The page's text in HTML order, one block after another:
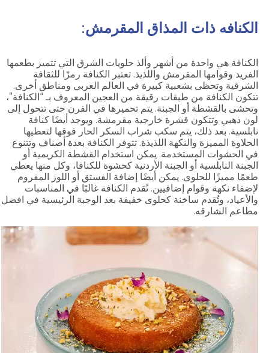
الكنافه ذات المذاق المقرمش:
الكنافة هي واحدة من أشهر وألذ حلويات الشرق التي تتميز بطعمها
الفريد وقوامها المقرمش واللذيذ. تعتبر الكنافة رمزًا للثقافة
الشرقية وتحظى بشعبية كبيرة في العالم العربي ومناطق أخرى.
تتكون الكنافة من طبقات رقيقة من العجين المعروف بـ “الكنافة”،
وتحشى بالقشطة أو الجبنة. يتم تحميرها في الفرن حتى تتحول إلى
لون ذهبي وتتكون قشرة خارجية مقرمشة. ويوجد أيضًا كنافة
نابلسية. بعد ذلك، يتم سكب شراب السكر الحار فوقها لتعطيها
الحلاوة المميزة والنكهة اللذيذة. تتوفر الكنافة بعدة أصناف وتتنوع
في الحشوات المستخدمة. يمكن استخدام القشطة الكريمية أو
الجبنة النابلسية أو الجبنة الأردنية كحشوة للكنافا، وكل منها يعطي
طعمًا مميزًا للحلوى. يمكن أيضًا إضافة الفستق أو اللوز المفروم
لإضفاء نكهة وقوام إضافيين. تُقدم الكنافة غالبًا في المناسبات
والأعياد، وتُقدم ساخنة كحلوى خفيفة بعد الوجبة الرئيسية في افضل
مطاعم الشارقه.